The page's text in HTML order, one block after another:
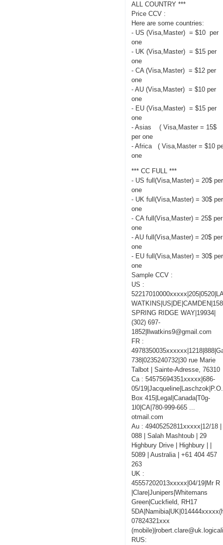
ALL COUNTRY ***
Price CCV :
Here are some countries:
- US (Visa,Master) = $10 per
one
- UK (Visa,Master) = $15 per
one
- CA (Visa,Master) = $12 per
one
- AU (Visa,Master) = $10 per
one
- EU (Visa,Master) = $15 per
one
- Asias ( Visa,Master = 15$
per one
- Africa ( Visa,Master = $10
one
*** CC FULL ***
- US full(Visa,Master) = 20$ per
one
- UK full(Visa,Master) = 30$ per
one
- CA full(Visa,Master) = 25$ per
one
- AU full(Visa,Master) = 20$ per
one
- EU full(Visa,Master) = 30$ per
one
Sample CCV :
US :
WATKINS|US|DE|CAMDEN|158
SPRING RIDGE WAY|19934|
(302) 697-
1852|llwatkins9@gmail.com
FR :
738|0235240732|30 rue Marie
Talbot | Sainte-Adresse, 76310
Ca : 54575694351xxxxx|686-
05/19|Jacqueline|Laschzok|P.O.
Box 415|Legal|Canada|T0g-
1l0|CA|780-999-665 ...
otmail.com
Au : 49405252811xxxxx|12/18 |
088 | Salah Mashtoub | 29
Highbury Drive | Highbury | |
5089 | Australia | +61 404 457
263
UK :
45557202013xxxxx|04/19|Mr R
|Clare|Junipers|Whitemans
Green|Cuckfield, RH17
07824321xxx
RUS: